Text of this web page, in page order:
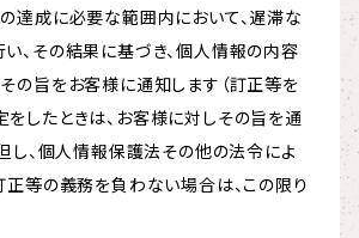
達成に必要な範囲内において、遅滞な
、その結果に基づき、個人情報の内容
の旨をお客様に通知します（訂正等を
したときは、お客様に対しその旨を通
但し、個人情報保護法その他の法令によ
正等の義務を負わない場合は、この限り